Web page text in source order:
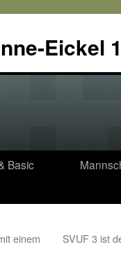
Eickel
Basic
einem
SVUF 3 ist